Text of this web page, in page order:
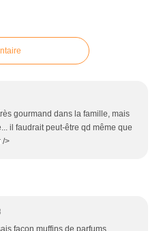
gourmand dans la famille, mais
il faudrait peut-être qd même que
/>
façon muffins de parfums